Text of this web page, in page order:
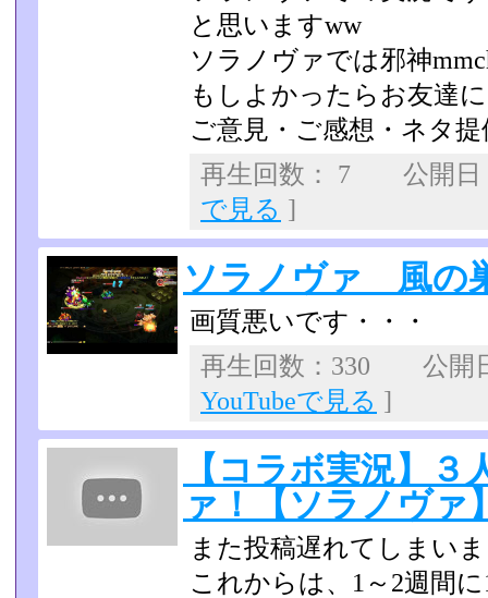
と思いますww
ソラノヴァでは邪神
もしよかったらお友達
ご意見・ご感想・ネタ
再生回数： 7 公開
で見る ]
ソラノヴァ 風の
画質悪いです・・・
再生回数：330 公開
YouTubeで見る ]
【コラボ実況】
ァ！【ソラノヴァ
また投稿遅れてしまい
これからは、1～2週間